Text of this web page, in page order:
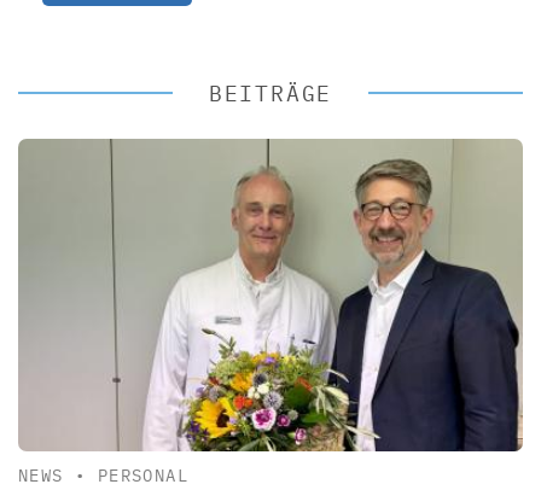
BEITRÄGE
NEWS • PERSONAL